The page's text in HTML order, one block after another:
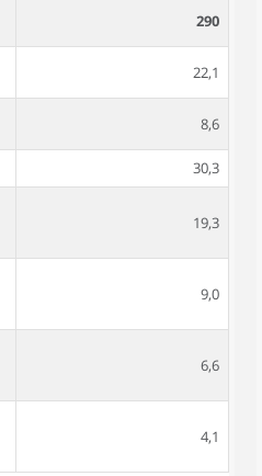
290
22,1
8,6
30,3
19,3
9,0
6,6
4,1